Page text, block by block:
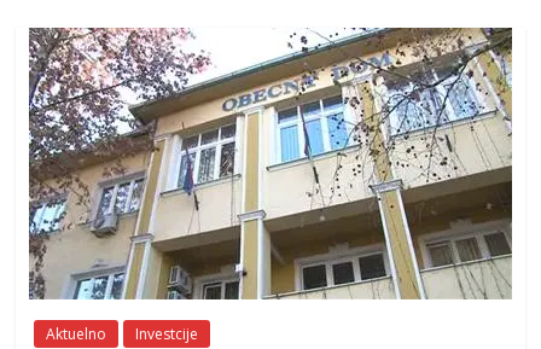
Aktuelno Investcije